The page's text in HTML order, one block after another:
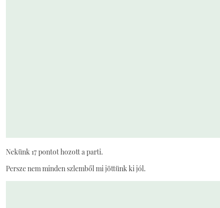
Nekünk 17 pontot hozott a parti.
Persze nem minden szlemből mi jöttünk ki jól.